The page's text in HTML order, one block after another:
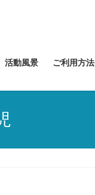
活動風景 ご利用方法